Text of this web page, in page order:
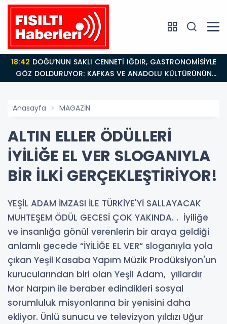
18:42
GÖZ DOLDURUYOR: KAFKAS VE ANADOLU KÜLTÜRÜNÜN
BULUŞMA NOKTASI
Anasayfa MAGAZİN
ALTIN ELLER ÖDÜLLERİ
İYİLİĞE EL VER SLOGANIYLA
BİR İLKİ GERÇEKLEŞTİRİYOR!
YEŞİL ADAM İMZASI İLE TÜRKİYE'Yİ SALLAYACAK
MUHTEŞEM ÖDÜL GECESİ ÇOK YAKINDA. . İyiliğe
ve insanlığa gönül verenlerin bir araya geldiği
anlamlı gecede “İYİLİĞE EL VER“ sloganıyla yola
çıkan Yeşil Kasaba Yapım Müzik Prodüksiyon'un
kurucularından biri olan Yeşil Adam, yıllardır
Mor Narpın ile beraber edindikleri sosyal
sorumluluk misyonlarına bir yenisini daha
ekliyor. Ünlü sunucu ve televizyon yıldızı Uğur